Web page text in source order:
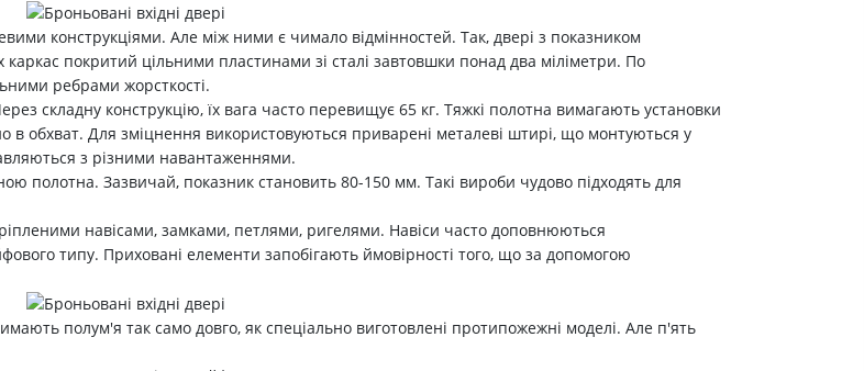
конструкціями. Але між ними є чимало відмінностей. Так, двері з показником
покритий цільними пластинами зі сталі завтовшки понад два міліметри. По
ребрами жорсткості.
складну конструкцію, їх вага часто перевищує 65 кг. Тяжкі полотна вимагають установки
в обхват. Для зміцнення використовуються приварені металеві штирі, що монтуються у
з різними навантаженнями.
полотна. Зазвичай, показник становить 80-150 мм. Такі вироби чудово підходять для
навісами, замками, петлями, ригелями. Навіси часто доповнюються
типу. Приховані елементи запобігають ймовірності того, що за допомогою
полум'я так само довго, як спеціально виготовлені протипожежні моделі. Але п'ять